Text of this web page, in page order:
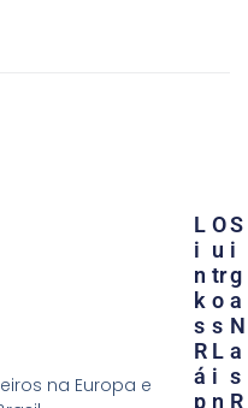
na Europa e
O
U
Tr
O
S
L
I
N
L
I
N
K
S
R
Á
P
S
I
G
A
N
A
S
R